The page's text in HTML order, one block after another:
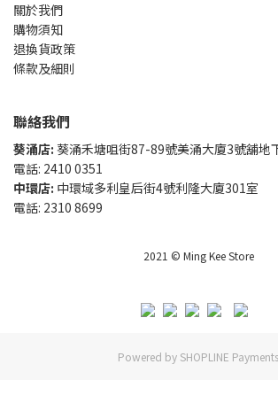
關於我們
購物須知
退換貨政策
條款及細則
聯絡我們
葵涌店: 葵涌禾塘咀街87-89號美涌大廈3號舖地
電話: 2410 0351
中環店: 中環域多利皇后街4號利隆大廈301室
電話: 2310 8699
2021 © Ming Kee Store
Powered by SHOPLINE Payments